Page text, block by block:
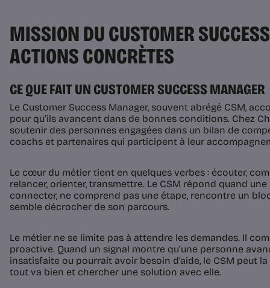
MISSION DU CUSTOMER
ACTIONS CONCRÈTES
CE QUE FAIT UN CUSTOMER SUCCESS MANAGER
Le Customer Success Manager, souvent abrégé CSM,
pour qu’ils avancent dans de bonnes conditions. Chez
soutenir des personnes engagées dans un bilan de
coachs et partenaires qui participent à leur
Le cœur du métier tient en quelques verbes : écouter,
relancer, orienter, transmettre. Le CSM répond quand une
connecter, ne comprend pas une étape, rencontre un
semble décrocher de son parcours.
Le métier ne se limite pas à attendre les demandes. Il
proactive. Quand un signal montre qu’une personne
insatisfaite ou pourrait avoir besoin d’aide, le CSM peut
tout va bien et chercher une solution avec elle.